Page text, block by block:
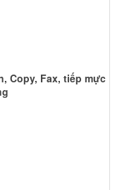
Copy, Fax, tiếp mực